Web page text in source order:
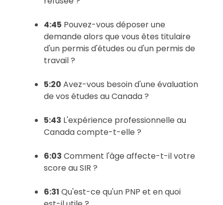
4:45 Pouvez-vous déposer une
demande alors que vous êtes titulaire
d'un permis d'études ou d'un permis de
travail ?
5:20 Avez-vous besoin d'une évaluation
de vos études au Canada ?
5:43 L'expérience professionnelle au
Canada compte-t-elle ?
6:03 Comment l'âge affecte-t-il votre
score au SIR ?
6:31 Qu'est-ce qu'un PNP et en quoi